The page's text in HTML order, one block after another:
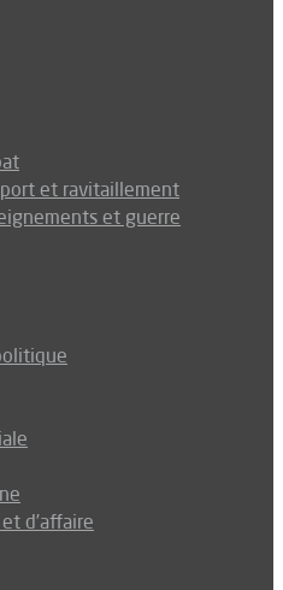
et ravitaillement
et guerre
d’affaire